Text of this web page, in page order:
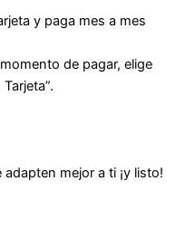
y paga mes a mes
de pagar, elige
mejor a ti ¡y listo!